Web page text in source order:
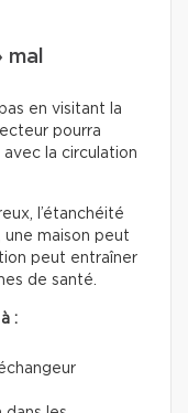
en visitant la
pourra
la circulation
l’étanchéité
maison peut
peut entraîner
de santé.
: